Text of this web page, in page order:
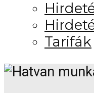
Tarifák